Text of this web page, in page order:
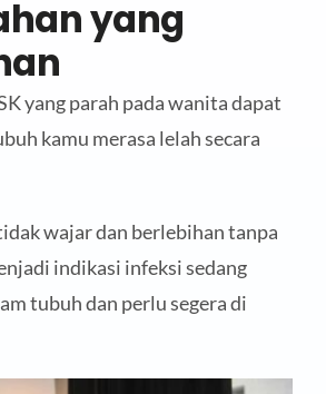
yang
yang parah pada wanita dapat
kamu merasa lelah secara
wajar dan berlebihan tanpa
indikasi infeksi sedang
tubuh dan perlu segera di